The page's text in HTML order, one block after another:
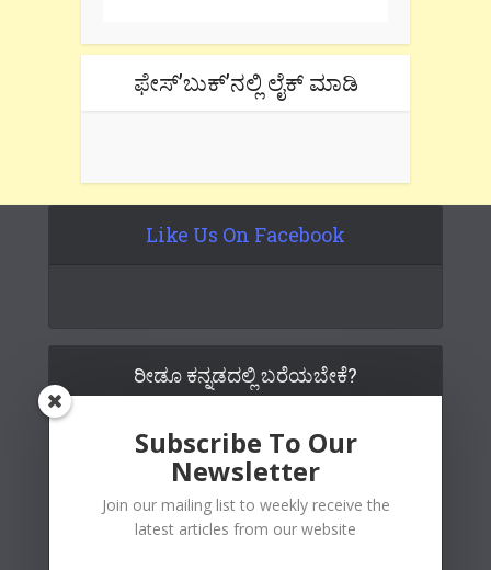
ಫೇಸ್’ಬುಕ್’ನಲ್ಲಿ ಲೈಕ್ ಮಾಡಿ
Like Us On Facebook
ರೀಡೂ ಕನ್ನಡದಲ್ಲಿ ಬರೆಯಬೇಕೆ?
Subscribe To Our
Newsletter
Join our mailing list to weekly receive the
latest articles from our website